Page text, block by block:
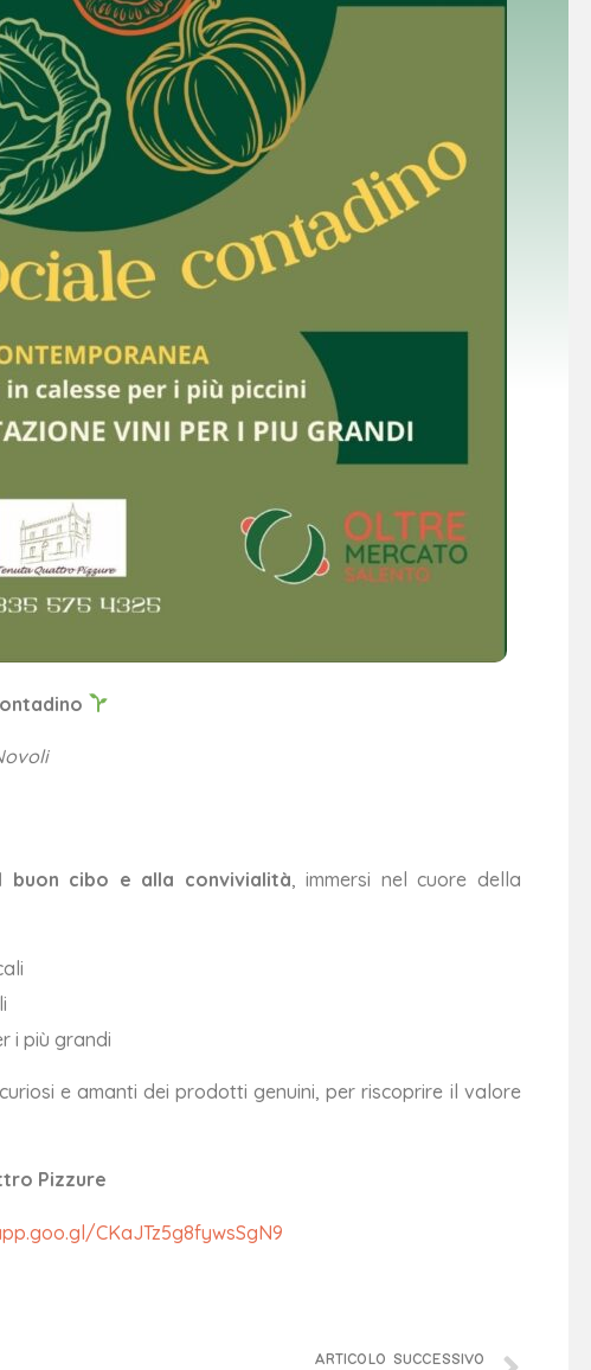
buon cibo e alla convivialità, immersi nel cuore della
i più grandi
e amanti dei prodotti genuini, per riscoprire il valore
Pizzure
CKaJTz5g8fywsSgN9
ARTICOLO SUCCESSIVO